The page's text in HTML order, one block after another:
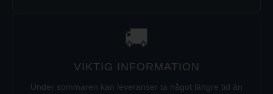
🚚
VIKTIG INFORMATION
Under sommaren kan leveranser ta något längre tid än